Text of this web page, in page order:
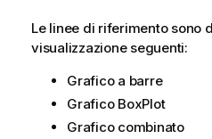
Le linee di riferimento sono
visualizzazione seguenti:
Grafico a barre
Grafico BoxPlot
Grafico combinato